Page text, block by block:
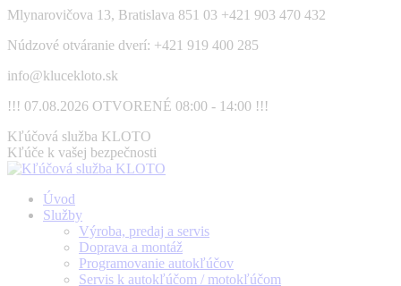
Skip
content
Mlynarovičova 13, Bratislava 851 03 +421 903 470 432
Núdzové otváranie dverí: +421 919 400 285
info@klucekloto.sk
!!! 07.08.2026 OTVORENÉ 08:00 - 14:00 !!!
Facebook
page
opens
new
window
Kľúčová služba KLOTO
Kľúče k vašej bezpečnosti
Úvod
Služby
Výroba, predaj a servis
Doprava a montáž
Programovanie autokľúčov
Servis k autokľúčom / motokľúčom